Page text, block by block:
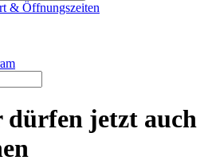
& Öffnungszeiten
dürfen jetzt auch